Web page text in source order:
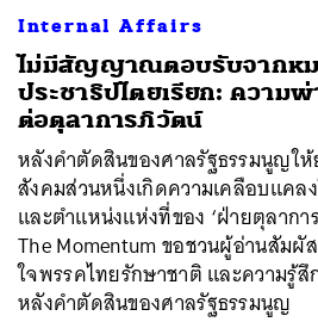
Internal Affairs
ไม่มีสัญญาณตอบรับจากหม
ประชาธิปไตยเรียก: ความ
ต่อตุลาการภิวัตน์
หลังคำตัดสินของศาลรัฐธรรมนูญใ
สังคมส่วนหนึ่งเกิดความเคลือบแคล
และตำแหน่งแห่งที่ของ ‘ฝ่ายตุลากา
The Momentum ขอชวนผู้อ่านสัมผั
ใจพรรคไทยรักษาชาติ และความรู้
หลังคำตัดสินของศาลรัฐธรรมนูญ